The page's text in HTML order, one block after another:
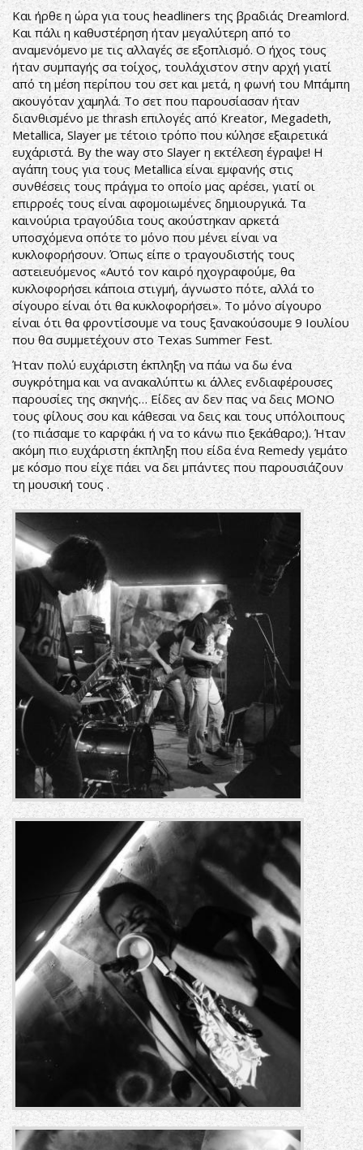
Και ήρθε η ώρα για τους headliners της βραδιάς Dreamlord.
Και πάλι η καθυστέρηση ήταν μεγαλύτερη από το
αναμενόμενο με τις αλλαγές σε εξοπλισμό. Ο ήχος τους
ήταν συμπαγής σα τοίχος, τουλάχιστον στην αρχή γιατί
από τη μέση περίπου του σετ και μετά, η φωνή του Μπάμπη
ακουγόταν χαμηλά. Το σετ που παρουσίασαν ήταν
διανθισμένο με thrash επιλογές από Kreator, Megadeth,
Metallica, Slayer με τέτοιο τρόπο που κύλησε εξαιρετικά
ευχάριστά. By the way στο Slayer η εκτέλεση έγραψε! Η
αγάπη τους για τους Metallica είναι εμφανής στις
συνθέσεις τους πράγμα το οποίο μας αρέσει, γιατί οι
επιρροές τους είναι αφομοιωμένες δημιουργικά. Τα
καινούρια τραγούδια τους ακούστηκαν αρκετά
υποσχόμενα οπότε το μόνο που μένει είναι να
κυκλοφορήσουν. Όπως είπε ο τραγουδιστής τους
αστειευόμενος «Αυτό τον καιρό ηχογραφούμε, θα
κυκλοφορήσει κάποια στιγμή, άγνωστο πότε, αλλά το
σίγουρο είναι ότι θα κυκλοφορήσει». Το μόνο σίγουρο
είναι ότι θα φροντίσουμε να τους ξανακούσουμε 9 Ιουλίου
που θα συμμετέχουν στο Texas Summer Fest.
Ήταν πολύ ευχάριστη έκπληξη να πάω να δω ένα
συγκρότημα και να ανακαλύπτω κι άλλες ενδιαφέρουσες
παρουσίες της σκηνής… Είδες αν δεν πας να δεις ΜΟΝΟ
τους φίλους σου και κάθεσαι να δεις και τους υπόλοιπους
(το πιάσαμε το καρφάκι ή να το κάνω πιο ξεκάθαρο;). Ήταν
ακόμη πιο ευχάριστη έκπληξη που είδα ένα Remedy γεμάτο
με κόσμο που είχε πάει να δει μπάντες που παρουσιάζουν
τη μουσική τους .